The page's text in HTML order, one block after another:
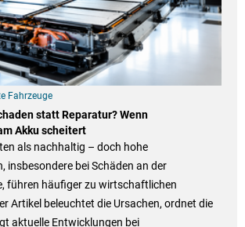
Fahrzeuge
statt Reparatur? Wenn
Akku scheitert
als nachhaltig – doch hohe
insbesondere bei Schäden an der
führen häufiger zu wirtschaftlichen
Artikel beleuchtet die Ursachen, ordnet die
aktuelle Entwicklungen bei